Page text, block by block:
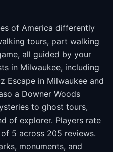
of America differently
tours, part walking
all guided by your
in Milwaukee, including
Escape in Milwaukee and
a Downer Woods
to ghost tours,
of explorer. Players rate
5 across 205 reviews.
monuments, and